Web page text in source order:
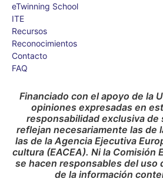
eTwinning School
ITE
Recursos
Reconocimientos
Contacto
FAQ
Financiado con el apoyo de la
opiniones expresadas en
responsabilidad exclusiva de
reflejan necesariamente las de
las de la Agencia Ejecutiva
cultura (EACEA). Ni la Comisión
se hacen responsables del uso
de la información